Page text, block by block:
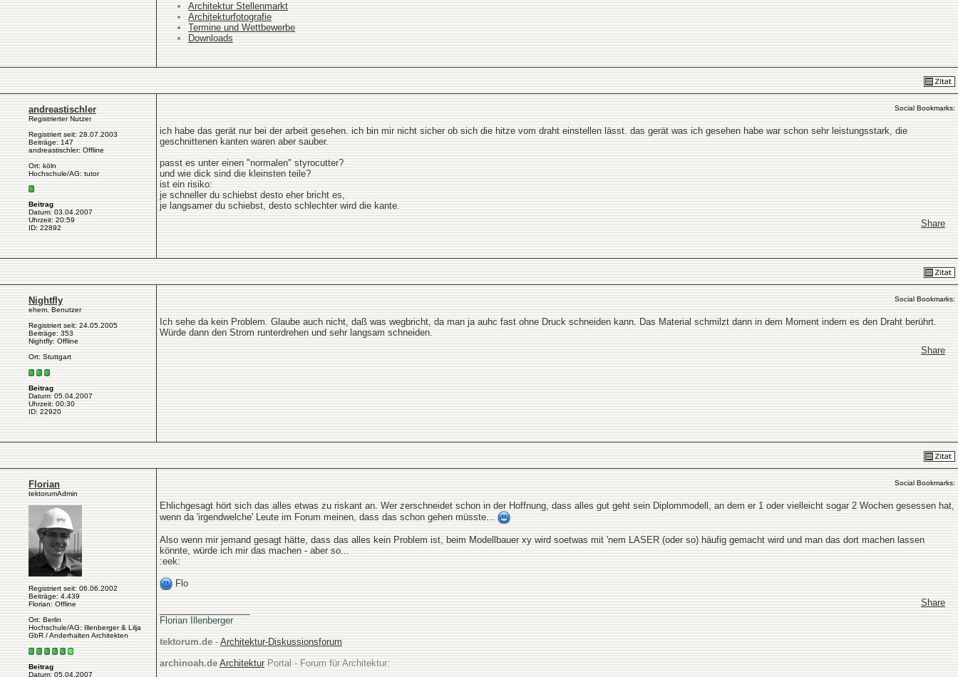
Architektur Stellenmarkt
Architekturfotografie
Termine und Wettbewerbe
Downloads
andreastischler
Registrierter Nutzer
Registriert seit: 28.07.2003
Beiträge: 147
andreastischler: Offline
Ort: köln
Hochschule/AG: tutor
Beitrag
Datum: 03.04.2007
Uhrzeit: 20:59
ID: 22892
Social Bookmarks:
ich habe das gerät nur bei der arbeit gesehen. ich bin mir nicht sicher ob sich die hitze vom draht einstellen lässt. das gerät was ich gesehen habe war schon sehr leistungsstark, die
geschnittenen kanten waren aber sauber.
passt es unter einen "normalen" styrocutter?
und wie dick sind die kleinsten teile?
ist ein risiko:
je schneller du schiebst desto eher bricht es,
je langsamer du schiebst, desto schlechter wird die kante.
Share
Nightfly
ehem. Benutzer
Registriert seit: 24.05.2005
Beiträge: 353
Nightfly: Offline
Ort: Stuttgart
Beitrag
Datum: 05.04.2007
Uhrzeit: 00:30
ID: 22920
Social Bookmarks:
Ich sehe da kein Problem. Glaube auch nicht, daß was wegbricht, da man ja auhc fast ohne Druck schneiden kann. Das Material schmilzt dann in dem Moment indem es den Draht berührt.
Würde dann den Strom runterdrehen und sehr langsam schneiden.
Share
Florian
tektorumAdmin
Registriert seit: 06.06.2002
Beiträge: 4.439
Florian: Offline
Ort: Berlin
Hochschule/AG: Illenberger & Lilja
GbR / Anderhalten Architekten
Beitrag
Datum: 05.04.2007
Social Bookmarks:
Ehlichgesagt hört sich das alles etwas zu riskant an. Wer zerschneidet schon in der Hoffnung, dass alles gut geht sein Diplommodell, an dem er 1 oder vielleicht sogar 2 Wochen gesessen hat,
wenn da 'irgendwelche' Leute im Forum meinen, dass das schon gehen müsste...
Also wenn mir jemand gesagt hätte, dass das alles kein Problem ist, beim Modellbauer xy wird soetwas mit 'nem LASER (oder so) häufig gemacht wird und man das dort machen lassen
könnte, würde ich mir das machen - aber so...
:eek:
Flo
Share
Florian Illenberger
tektorum.de - Architektur-Diskussionsforum
archinoah.de ArchitekturPortal - Forum für Architektur: